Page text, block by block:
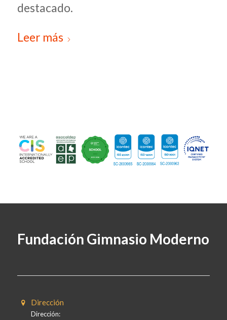
destacado.
Leer más
Fundación Gimnasio Moderno
Dirección
Dirección: